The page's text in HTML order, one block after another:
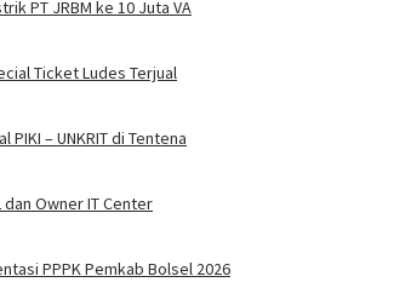
PT JRBM ke 10 Juta VA
Ticket Ludes Terjual
PIKI – UNKRIT di Tentena
dan Owner IT Center
PPPK Pemkab Bolsel 2026